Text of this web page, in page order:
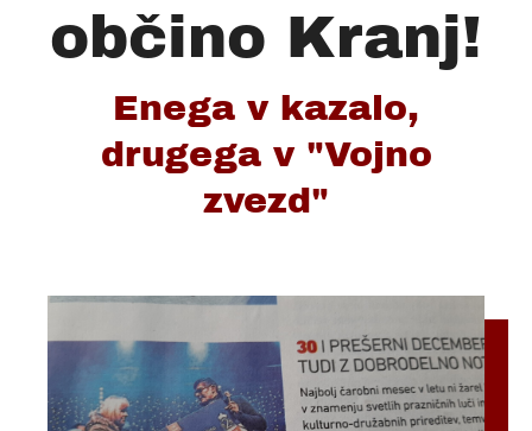
občino Kranj!
Enega v kazalo,
drugega v "Vojno
zvezd"